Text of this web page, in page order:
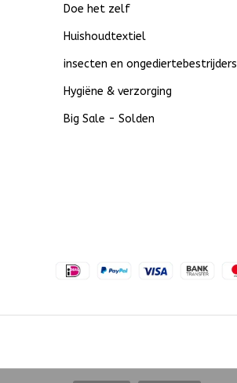
Doe het zelf
Huishoudtextiel
insecten en ongediertebestrijders
Hygiëne & verzorging
Big Sale - Solden